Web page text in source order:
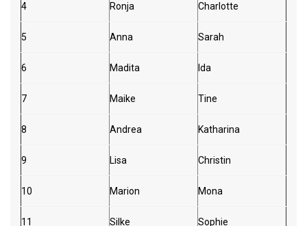
4 Ronja Charlotte
5 Anna Sarah
6 Madita Ida
7 Maike Tine
8 Andrea Katharina
9 Lisa Christin
10 Marion Mona
11 Silke Sophie